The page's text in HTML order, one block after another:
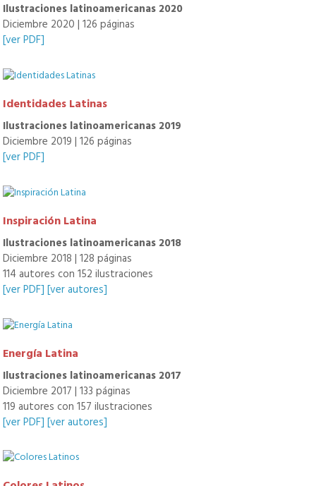
Ilustraciones latinoamericanas 2020
Diciembre 2020 | 126 páginas
[ver PDF]
Identidades Latinas
Ilustraciones latinoamericanas 2019
Diciembre 2019 | 126 páginas
[ver PDF]
Inspiración Latina
Ilustraciones latinoamericanas 2018
Diciembre 2018 | 128 páginas
114 autores con 152 ilustraciones
[ver PDF] [ver autores]
Energía Latina
Ilustraciones latinoamericanas 2017
Diciembre 2017 | 133 páginas
119 autores con 157 ilustraciones
[ver PDF] [ver autores]